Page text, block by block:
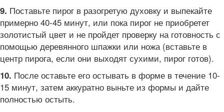
9. Поставьте пирог в разогретую духовку и выпекайте
примерно 40-45 минут, или пока пирог не приобретет
золотистый цвет и не пройдет проверку на готовность с
помощью деревянного шпажки или ножа (вставьте в
центр пирога, если они выходят сухими, пирог готов).
10. После оставьте его остывать в форме в течение 10-
15 минут, затем аккуратно выньте из формы и дайте
полностью остыть.